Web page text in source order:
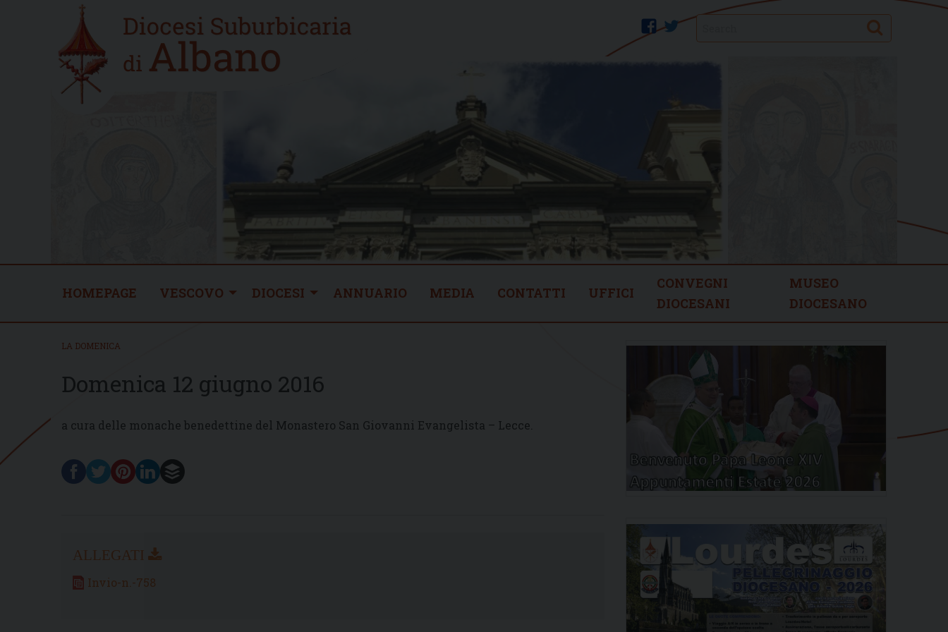
Home
new
twitter
facebook Search
HOMEPAGE VESCOVO DIOCESI ANNUARIO MEDIA CONTATTI UFFICI
CONVEGNI
DIOCESANI
MUSEO
DIOCESANO
LA DOMENICA
Domenica 12 giugno 2016
a cura delle monache benedettine del Monastero San Giovanni Evangelista – Lecce.
Invio-n.-758